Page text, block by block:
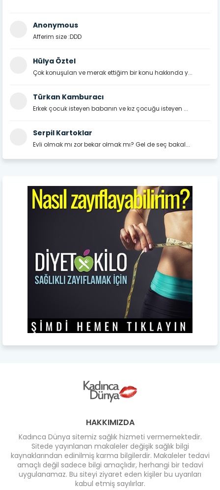
Anonymous
Afferim size :DDD
Hülya Öztel
Çok konuşulan ve merak ettiğim bir konu hakkında y...
Türkan Kamburacı
Erkek çocuk isteyen babanın ve kız çocuğu isteyen ...
Serpil Kartoklar
Evli olmak mı zor bekar olmak mı? Gel de seç bakal...
HAKKIMIZDA
Kadınca Dünya sitemiz sağlık hizmeti vermemektedir.
Sitede yayınlanan makaleler değişik sağlık bilgi
kaynaklarından edinilmiş karma bilgilerdir. Makaleler tedavi
amaçlı değil sadece bilgi amaçlıdır, herhangi bir tedavi
uygulanamaz. Bu siteyi ziyaret eden kişiler bu uyarıları
kabul etmiş sayılırlar.